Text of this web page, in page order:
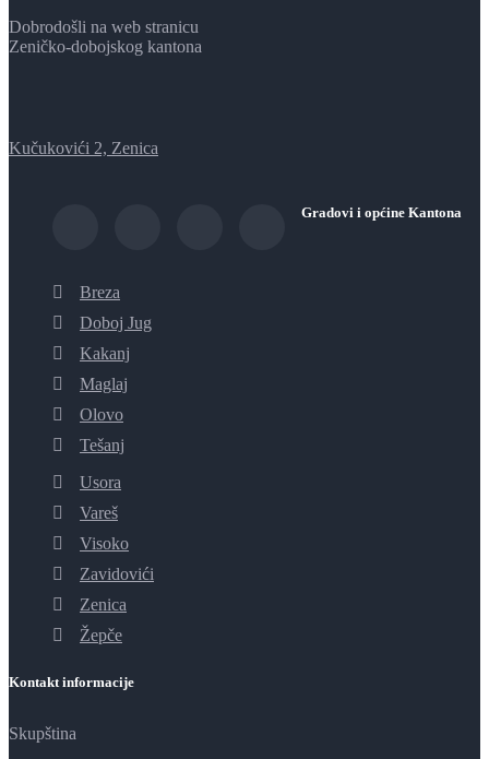
Dobrodošli na web stranicu
Zeničko-dobojskog kantona
Kučukovići 2, Zenica
Gradovi i općine Kantona
Breza
Doboj Jug
Kakanj
Maglaj
Olovo
Tešanj
Usora
Vareš
Visoko
Zavidovići
Zenica
Žepče
Kontakt informacije
Skupština